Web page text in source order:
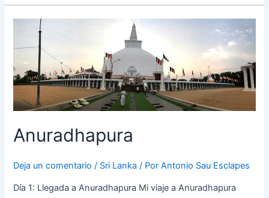
Anuradhapura
Deja un comentario / Sri Lanka / PorAntonio Sau Esclapes
Día 1: Llegada a Anuradhapura Mi viaje a Anuradhapura